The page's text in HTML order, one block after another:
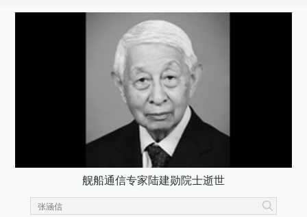
舰船通信专家陆建勋院士逝世